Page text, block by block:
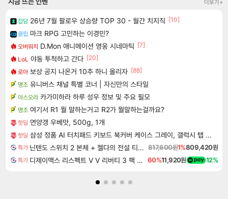
더보기+
잡담 26년 7월 팔로우 상승량 TOP 30 - 월간 치지직 [10]
클립 마크 RPG 고민하는 이경민?
오버워치 D.Mon 애니메이션 영웅 시네마틱 [7]
LoL 야동 투척하고 간다 [20]
로아 보상 공지 나온거 10추 하니 올리자 [88]
명조 유니버스 채널 특별 코너 | 자신만의 스타일
아스오라 카가미하라 하루 성우 정보 및 주요 필모
명조 여기서 R1 뭘 말하는거고 R2가 뭘말하는걸까요?
핫딜 연양갱 우베맛, 500g, 1개
핫딜 삼성 정품 AI 터치패드 키보드 북커버 케이스 그레이, 갤럭시 탭 S11 울트라
특가 닌텐도 스위치 2 본체 + 젤다의 전설 티어스 오브 더 킹덤 닌텐도 스위치 2 에디션 + 젤다의 전설 브레스 오브 더 와일드 닌텐도 스위치 2 에디션 번들 817,600원1%809,420원
특가 디제이맥스 리스펙트 V V 리버티 3 팩 DJMAX RESPECT V V Liberty 3 Pack DLC 60%11,920원 12%